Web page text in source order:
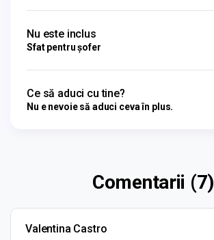
Nu este inclus
Sfat pentru șofer
Ce să aduci cu tine?
Nu e nevoie să aduci ceva în plus.
Comentarii (7)
Valentina Castro